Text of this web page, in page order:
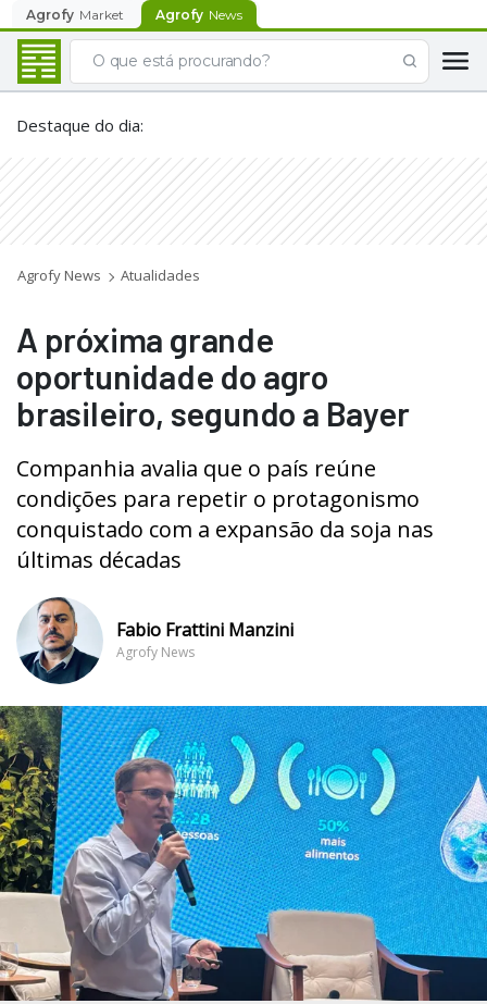
Agrofy Market Agrofy News
Destaque do dia:
Agrofy News Atualidades
A próxima grande
oportunidade do agro
brasileiro, segundo a Bayer
Companhia avalia que o país reúne
condições para repetir o protagonismo
conquistado com a expansão da soja nas
últimas décadas
Fabio Frattini Manzini
Agrofy News